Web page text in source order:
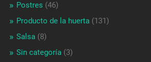
Postres (46)
Producto de la huerta(131)
Salsa(8)
Sin categoría(3)